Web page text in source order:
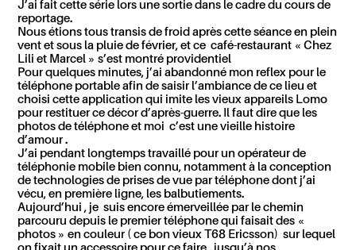
J’ai fait cette série lors une sortie dans le cadre du cours de
reportage.
Nous étions tous transis de froid après cette séance en plein
vent et sous la pluie de février, et ce café-restaurant « Chez
Lili et Marcel » s’est montré providentiel
Pour quelques minutes, j’ai abandonné mon reflex pour le
téléphone portable afin de saisir l’ambiance de ce lieu et
choisi cette application qui imite les vieux appareils Lomo
pour restituer ce décor d’après-guerre. Il faut dire que les
photos de téléphone et moi c’est une vieille histoire
d’amour .
J’ai pendant longtemps travaillé pour un opérateur de
téléphonie mobile bien connu, notamment à la conception
de technologies de prises de vue par téléphone dont j’ai
vécu, en première ligne, les balbutiements.
Aujourd’hui , je suis encore émerveillée par le chemin
parcouru depuis le premier téléphone qui faisait des «
photos » en couleur ( ce bon vieux T68 Ericsson) sur lequel